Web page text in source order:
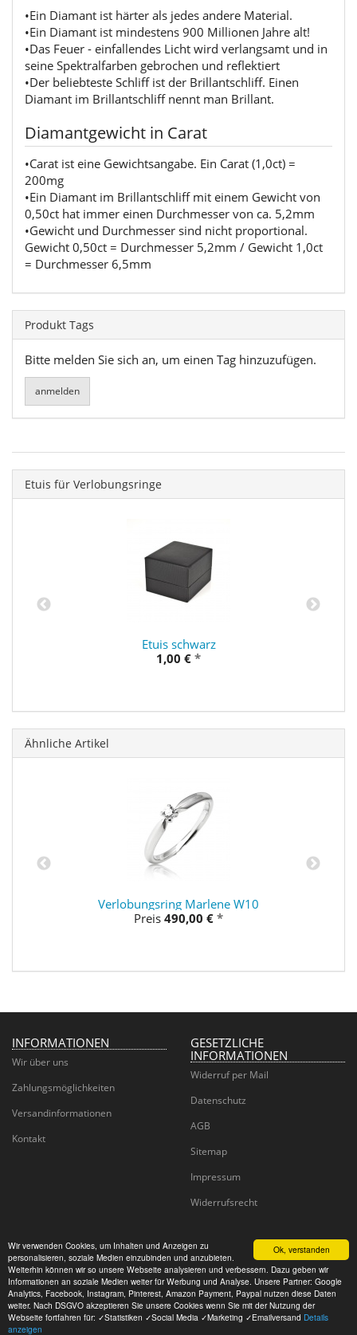
Ok, verstanden
Wir verwenden Cookies, um Inhalten und Anzeigen zu
personalisieren, soziale Medien einzubinden und anzubieten.
Weiterhin können wir so unsere Webseite analysieren und verbessern. Dazu geben wir
Informationen an soziale Medien weiter für Werbung und Analyse. Unsere Partner: Google
Analytics, Facebook, Instagram, Pinterest, Amazon Payment, Paypal nutzen diese Daten
weiter. Nach DSGVO akzeptieren Sie unsere Cookies wenn Sie mit der Nutzung der
Webseite fortfahren für: ✓Statistiken ✓Social Media ✓Marketing ✓Emailversand Details
anzeigen
•Ein Diamant ist härter als jedes andere Material.
•Ein Diamant ist mindestens 900 Millionen Jahre alt!
•Das Feuer - einfallendes Licht wird verlangsamt und in
seine Spektralfarben gebrochen und reflektiert
•Der beliebteste Schliff ist der Brillantschliff. Einen
Diamant im Brillantschliff nennt man Brillant.
Diamantgewicht in Carat
•Carat ist eine Gewichtsangabe. Ein Carat (1,0ct) =
200mg
•Ein Diamant im Brillantschliff mit einem Gewicht von
0,50ct hat immer einen Durchmesser von ca. 5,2mm
•Gewicht und Durchmesser sind nicht proportional.
Gewicht 0,50ct = Durchmesser 5,2mm / Gewicht 1,0ct
= Durchmesser 6,5mm
Produkt Tags
Bitte melden Sie sich an, um einen Tag hinzuzufügen.
Etuis für Verlobungsringe
Etuis schwarz
1,00 € *
Ähnliche Artikel
Verlobungsring Marlene W10
Preis 490,00 € *
INFORMATIONEN
Wir über uns
Zahlungsmöglichkeiten
Versandinformationen
Kontakt
GESETZLICHE
INFORMATIONEN
Widerruf per Mail
Datenschutz
AGB
Sitemap
Impressum
Widerrufsrecht
Juwelier Goldhaus
© CM Wedding GmbH
Powered byJTL-Shop